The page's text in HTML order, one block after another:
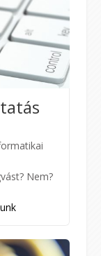
Nem?